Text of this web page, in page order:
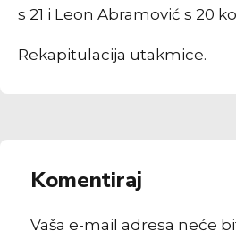
s 21 i Leon Abramović s 20
Rekapitulacija utakmice.
Komentiraj
Vaša e-mail adresa neće